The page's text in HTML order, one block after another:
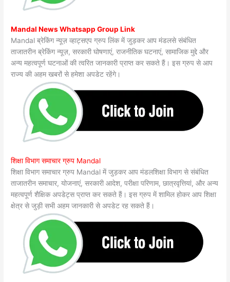
Mandal News Whatsapp Group Link
Mandal ब्रेकिंग न्यूज़ व्हाट्सएप ग्रुप लिंक में जुड़कर आप मंडलसे संबंधित
ताजातरीन ब्रेकिंग न्यूज़, सरकारी घोषणाएं, राजनीतिक घटनाएं, सामाजिक मुद्दे और
अन्य महत्वपूर्ण घटनाओं की त्वरित जानकारी प्राप्त कर सकते हैं। इस ग्रुप से आप
राज्य की अहम खबरों से हमेशा अपडेट रहेंगे।
शिक्षा विभाग समाचार ग्रुप Mandal
शिक्षा विभाग समाचार ग्रुप Mandal में जुड़कर आप मंडलशिक्षा विभाग से संबंधित
ताजातरीन समाचार, योजनाएं, सरकारी आदेश, परीक्षा परिणाम, छात्रवृत्तियां, और अन्य
महत्वपूर्ण शैक्षिक अपडेट्स प्राप्त कर सकते हैं। इस ग्रुप में शामिल होकर आप शिक्षा
क्षेत्र से जुड़ी सभी अहम जानकारी से अपडेट रह सकते हैं।